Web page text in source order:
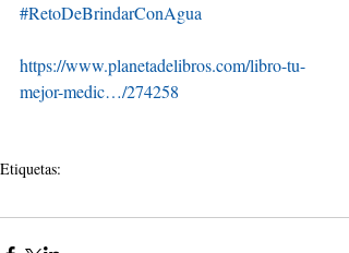
#RetoDeBrindarConAgua
https://www.planetadelibros.com/libro-tu-
mejor-medic…/274258
Etiquetas: